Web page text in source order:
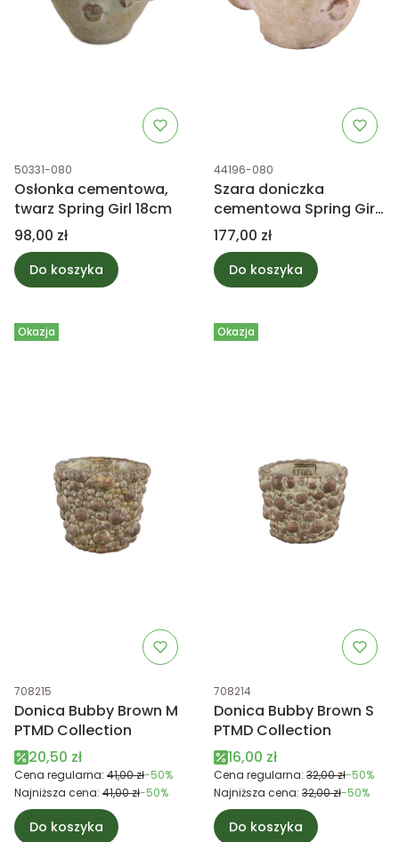
Kod produktu
50331-080
Osłonka cementowa,
twarz Spring Girl 18cm
Cena
98,00 zł
Do koszyka
Kod produktu
44196-080
Szara doniczka
cementowa Spring Girl
21cm
Cena
177,00 zł
Do koszyka
Okazja
Kod produktu
708215
Donica Bubby Brown M
PTMD Collection
Cena promocyjna
20,50 zł
Cena regularna: 41,00 zł-50%
Najniższa cena: 41,00 zł-50%
Do koszyka
Okazja
Kod produktu
708214
Donica Bubby Brown S
PTMD Collection
Cena promocyjna
16,00 zł
Cena regularna: 32,00 zł-50%
Najniższa cena: 32,00 zł-50%
Do koszyka